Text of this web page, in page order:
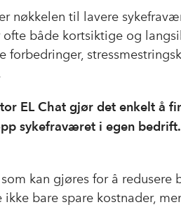
nøkkelen til lavere
både kortsiktige og
forbedringer,
EL Chat gjør det enkelt å
sykefraværet i egen
kan gjøres for å
ikke bare spare kostnader,